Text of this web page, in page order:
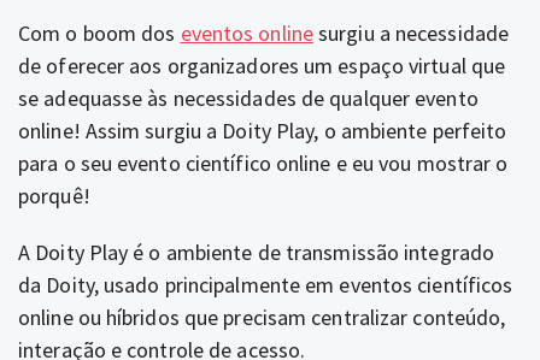
Com o boom dos eventos onlinesurgiu a necessidade
de oferecer aos organizadores um espaço virtual que
se adequasse às necessidades de qualquer evento
online! Assim surgiu a Doity Play, o ambiente perfeito
para o seu evento científico online e eu vou mostrar o
porquê!
A Doity Play é o ambiente de transmissão integrado
da Doity, usado principalmente em eventos científicos
online ou híbridos que precisam centralizar conteúdo,
interação e controle de acesso.